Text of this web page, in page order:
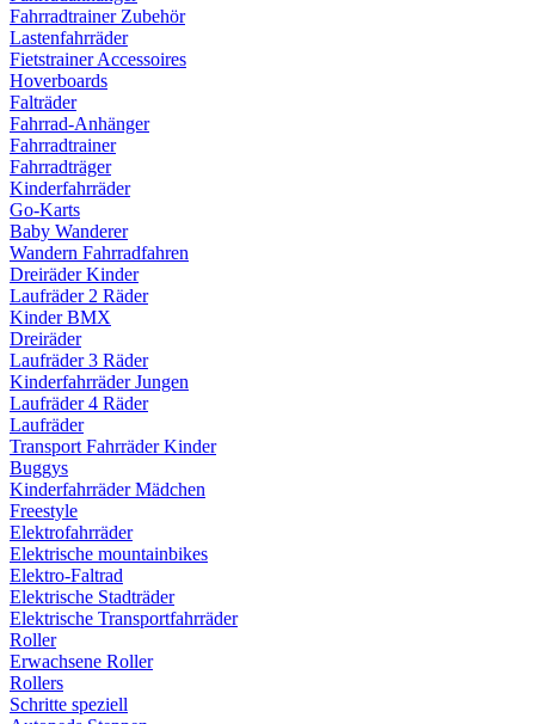
Fahrradtrainer Zubehör
Lastenfahrräder
Fietstrainer Accessoires
Hoverboards
Falträder
Fahrrad-Anhänger
Fahrradtrainer
Fahrradträger
Kinderfahrräder
Go-Karts
Baby Wanderer
Wandern Fahrradfahren
Dreiräder Kinder
Laufräder 2 Räder
Kinder BMX
Dreiräder
Laufräder 3 Räder
Kinderfahrräder Jungen
Laufräder 4 Räder
Laufräder
Transport Fahrräder Kinder
Buggys
Kinderfahrräder Mädchen
Freestyle
Elektrofahrräder
Elektrische mountainbikes
Elektro-Faltrad
Elektrische Stadträder
Elektrische Transportfahrräder
Roller
Erwachsene Roller
Rollers
Schritte speziell